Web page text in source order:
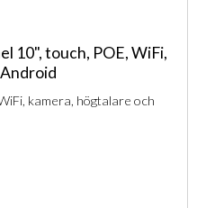
10", touch, POE, WiFi,
kamera, högtalare och